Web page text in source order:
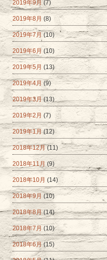
2019年9月(7)
2019年8月 (8)
2019年7月 (10)
2019年6月 (10)
2019年5月 (13)
2019年4月 (9)
2019年3月(13)
2019年2月 (7)
2019年1月(12)
2018年12月(11)
2018年11月 (9)
2018年10月 (14)
2018年9月 (10)
2018年8月(14)
2018年7月 (10)
2018年6月(15)